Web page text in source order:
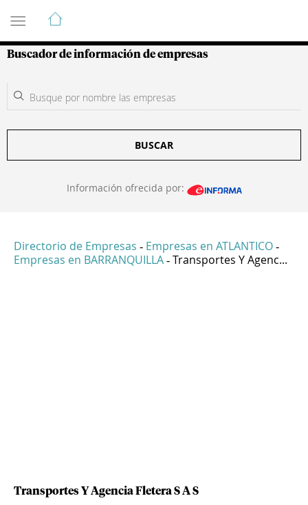
Guía de Empresas Colombianas
Buscador de información de empresas
BUSCAR
Información ofrecida por:
Directorio de Empresas - Empresas en ATLANTICO -
Empresas en BARRANQUILLA - Transportes Y Agenc...
Transportes Y Agencia Fletera S A S